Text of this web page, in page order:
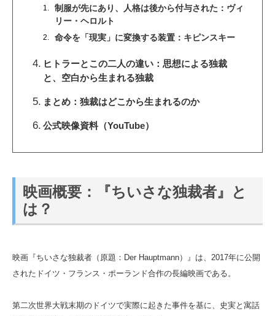
制服が先にあり、人格は後から付与された：ヴィ
リー・ヘロルト
命令を「現実」に変換する装置：キピンスキー
ヒトラーとこの二人の違い：思想による独裁
と、空白から生まれる独裁
まとめ：独裁はどこから生まれるのか
公式映像資料（YouTube）
映画概要：『ちいさな独裁者』と
は？
映画『ちいさな独裁者（原題：Der Hauptmann）』は、2017年に公開
されたドイツ・フランス・ポーランド合作の長編映画である。
第二次世界大戦末期のドイツで実際に起きた事件を基に、史実と寓話